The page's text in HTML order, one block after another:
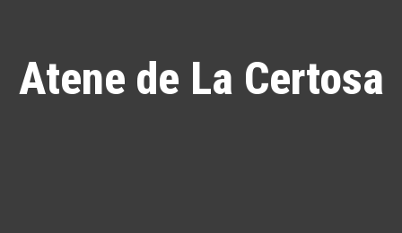
Atene de La Certosa